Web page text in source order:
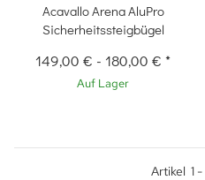
Acavallo Arena AluPro
Sicherheitssteigbügel
149,00 € - 180,00 €*
Auf Lager
Artikel 1 -